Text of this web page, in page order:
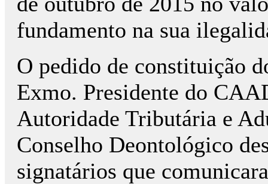
fundamento na sua
O pedido de constituição
Exmo. Presidente do
Autoridade Tributária e
Conselho Deontológico
signatários que